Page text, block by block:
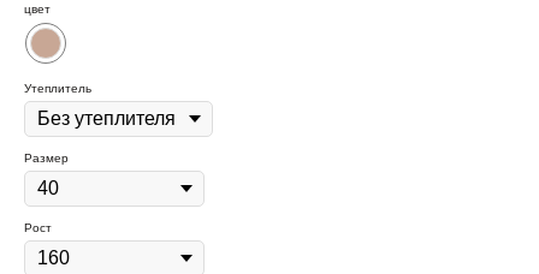
цвет
Утеплитель
Размер
Рост